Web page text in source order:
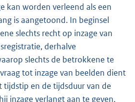
kan worden verleend als een
is aangetoond. In beginsel
slechts recht op inzage van
derhalve
slechts de betrokkene te
tot inzage van beelden dient
en de tijdsduur van de
inzage verlangt aan te geven.